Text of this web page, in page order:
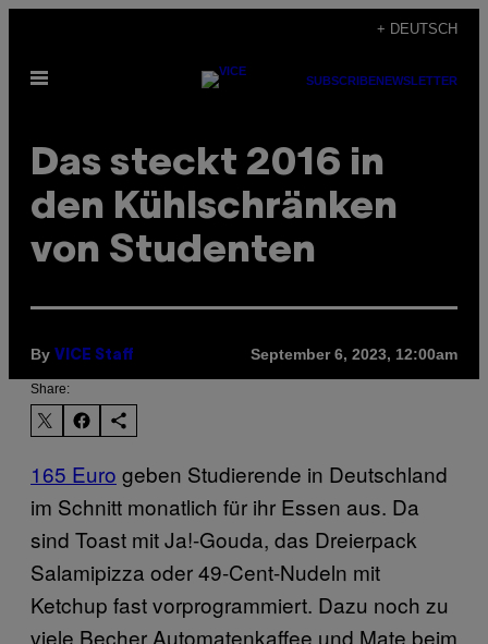
content
+ DEUTSCH
Open
SUBSCRIBENEWSLETTER
Das steckt 2016 in
den Kühlschränken
von Studenten
By VICE Staff September 6, 2023, 12:00am
Share:
165 Euro geben Studierende in Deutschland
im Schnitt monatlich für ihr Essen aus. Da
sind Toast mit Ja!-Gouda, das Dreierpack
Salamipizza oder 49-Cent-Nudeln mit
Ketchup fast vorprogrammiert. Dazu noch zu
viele Becher Automatenkaffee und Mate beim